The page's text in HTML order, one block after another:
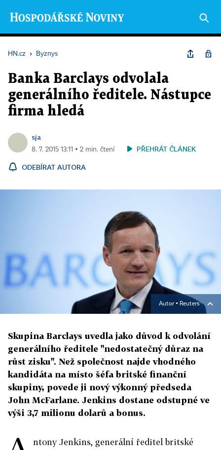
HN.cz › Byznys
Banka Barclays odvolala
generálního ředitele. Nástupce
firma hledá
sja
8. 7. 2015 13:11 ▪ 2 min. čtení PŘEHRÁT ČLÁNEK
ODEBÍRAT AUTORA
Autor ▪ Reuters
Skupina Barclays uvedla jako důvod k odvolání
generálního ředitele "nedostatečný důraz na
růst zisku". Než společnost najde vhodného
kandidáta na místo šéfa britské finanční
skupiny, povede ji nový výkonný předseda
John McFarlane. Jenkins dostane odstupné ve
výši 3,7 milionu dolarů a bonus.
ntony Jenkins, generální ředitel britské